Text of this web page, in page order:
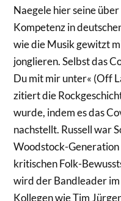
Naegele hier seine
Kompetenz in
wie die Musik gewitzt
jonglieren. Selbst das
Du mit mir unter« (Off
zitiert die
wurde, indem es das
nachstellt. Russell war
Woodstock-Generation
kritischen Folk-
wird der Bandleader
Kollegen wie Tim